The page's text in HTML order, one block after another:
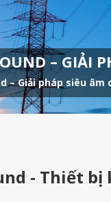
– GIẢI
– Giải pháp siêu
- Thiết